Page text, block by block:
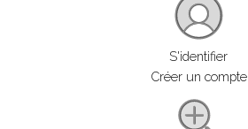
S'identifier
Créer un compte